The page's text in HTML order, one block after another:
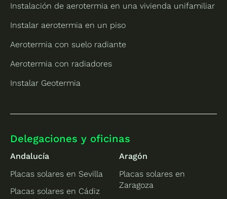
Instalación de aerotermia en una vivienda unifamiliar
Instalar aerotermia en un piso
Aerotermia con suelo radiante
Aerotermia con radiadores
Instalar Geotermia
Delegaciones y oficinas
Andalucía
Placas solares en Sevilla
Placas solares en Cádiz
Aragón
Placas solares en
Zaragoza